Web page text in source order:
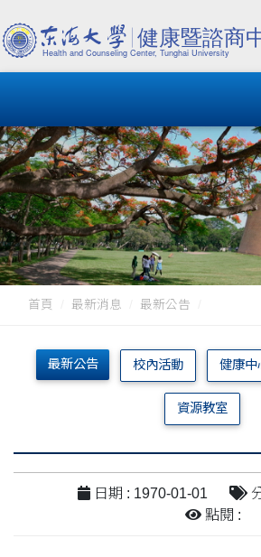
首頁 最新消息 最新公告
最新公告 校內活動 健康中
資源教室
日期 : 1970-01-01
點閱 :